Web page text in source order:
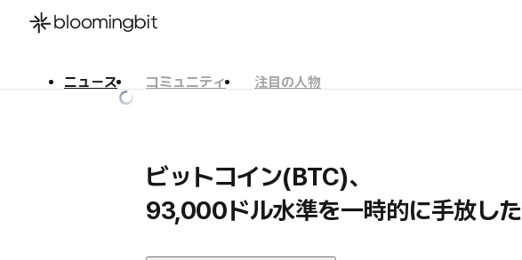
ニュース コミュニティ
注目の人物
ビットコイン(BTC)、
93,000ドル水準を一時的に手放した